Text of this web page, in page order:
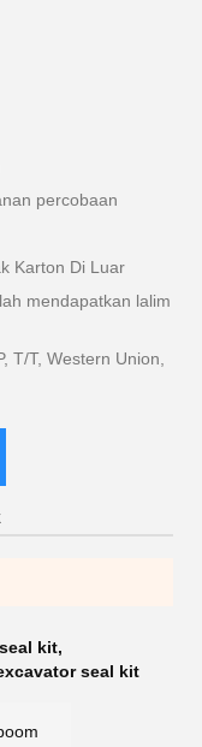
percobaan
Karton Di Luar
mendapatkan lalim
T/T, Western Union,
kit,
seal kit